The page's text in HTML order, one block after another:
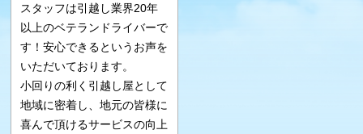
スタッフは引越し業界20年
以上のベテランドライバーで
す！安心できるというお声を
いただいております。
小回りの利く引越し屋として
地域に密着し、地元の皆様に
喜んで頂けるサービスの向上